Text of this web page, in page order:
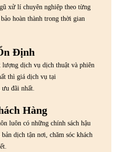
xử lí chuyên nghiệp theo từng
hoàn thành trong thời gian
Định
lượng dịch vụ dịch thuật và phiên
thì giá dịch vụ tại
đãi nhất.
Hàng
luôn có những chính sách hậu
dịch tận nơi, chăm sóc khách